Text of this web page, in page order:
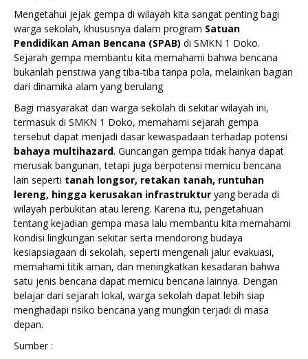
Mengetahui jejak gempa di wilayah kita sangat penting bagi
warga sekolah, khususnya dalam program Satuan
Pendidikan Aman Bencana (SPAB) di SMKN 1 Doko.
Sejarah gempa membantu kita memahami bahwa bencana
bukanlah peristiwa yang tiba-tiba tanpa pola, melainkan bagian
dari dinamika alam yang berulang
Bagi masyarakat dan warga sekolah di sekitar wilayah ini,
termasuk di SMKN 1 Doko, memahami sejarah gempa
tersebut dapat menjadi dasar kewaspadaan terhadap potensi
bahaya multihazard. Guncangan gempa tidak hanya dapat
merusak bangunan, tetapi juga berpotensi memicu bencana
lain seperti tanah longsor, retakan tanah, runtuhan
lereng, hingga kerusakan infrastruktur yang berada di
wilayah perbukitan atau lereng. Karena itu, pengetahuan
tentang kejadian gempa masa lalu membantu kita memahami
kondisi lingkungan sekitar serta mendorong budaya
kesiapsiagaan di sekolah, seperti mengenali jalur evakuasi,
memahami titik aman, dan meningkatkan kesadaran bahwa
satu jenis bencana dapat memicu bencana lainnya. Dengan
belajar dari sejarah lokal, warga sekolah dapat lebih siap
menghadapi risiko bencana yang mungkin terjadi di masa
depan.
Sumber :